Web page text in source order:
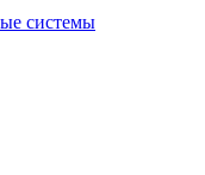
системы